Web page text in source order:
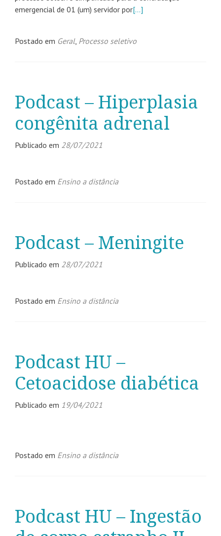
emergencial de 01 (um) servidor por[…]
Postado em Geral, Processo seletivo
Podcast – Hiperplasia
congênita adrenal
Publicado em 28/07/2021
Postado em Ensino a distância
Podcast – Meningite
Publicado em 28/07/2021
Postado em Ensino a distância
Podcast HU –
Cetoacidose diabética
Publicado em 19/04/2021
Postado em Ensino a distância
Podcast HU – Ingestão